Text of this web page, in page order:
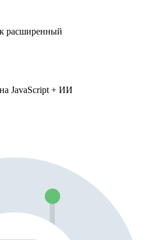
расширенный
JavaScript + ИИ